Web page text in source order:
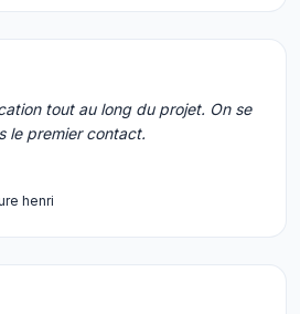
tout au long du projet. On se
le premier contact.
henri